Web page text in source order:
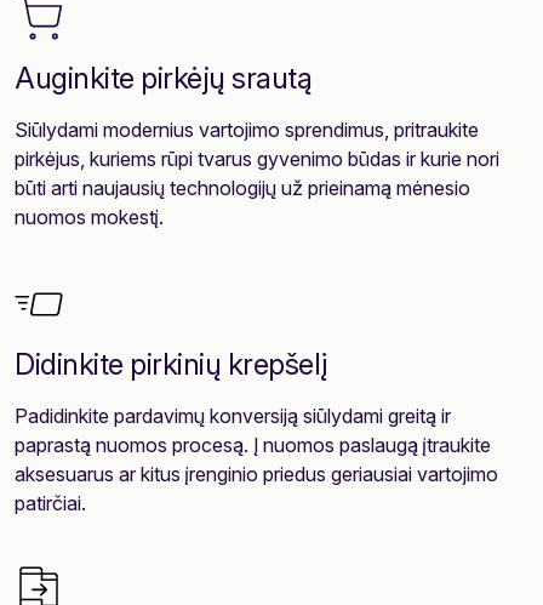
Auginkite pirkėjų srautą
Siūlydami modernius vartojimo sprendimus, pritraukite
pirkėjus, kuriems rūpi tvarus gyvenimo būdas ir kurie nori
būti arti naujausių technologijų už prieinamą mėnesio
nuomos mokestį.
Didinkite pirkinių krepšelį
Padidinkite pardavimų konversiją siūlydami greitą ir
paprastą nuomos procesą. Į nuomos paslaugą įtraukite
aksesuarus ar kitus įrenginio priedus geriausiai vartojimo
patirčiai.